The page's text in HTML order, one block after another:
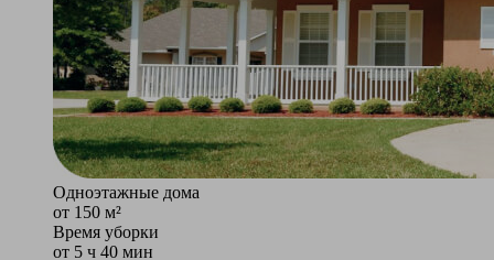
Одноэтажные дома
от 150 м²
Время уборки
от 5 ч 40 мин